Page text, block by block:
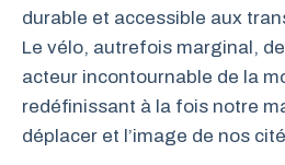
durable et accessible aux
Le vélo, autrefois marginal,
acteur incontournable de la
redéfinissant à la fois notre
déplacer et l’image de nos